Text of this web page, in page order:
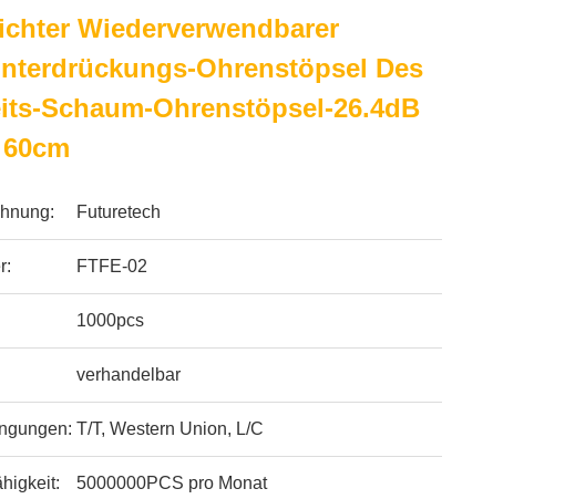
Wiederverwendbarer
Ohrenstöpsel Des
Schaum-Ohrenstöpsel-26.4dB
Futuretech
FTFE-02
1000pcs
verhandelbar
T/T, Western Union, L/C
5000000PCS pro Monat